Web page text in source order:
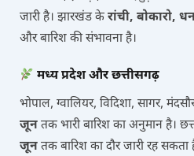
जारी है। झारखंड के रांची, बोकारो,
और बारिश की संभावना है।
मध्य प्रदेश और छत्तीसगढ़
भोपाल, ग्वालियर, विदिशा, सागर,
जूनतक भारी बारिश का अनुमान है।
जूनतक बारिश का दौर जारी रह सकता